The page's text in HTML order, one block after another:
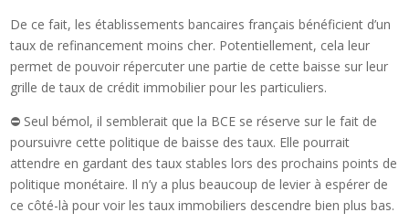
De ce fait, les établissements bancaires français bénéficient d’un
taux de refinancement moins cher. Potentiellement, cela leur
permet de pouvoir répercuter une partie de cette baisse sur leur
grille de taux de crédit immobilier pour les particuliers.
⛔ Seul bémol, il semblerait que la BCE se réserve sur le fait de
poursuivre cette politique de baisse des taux. Elle pourrait
attendre en gardant des taux stables lors des prochains points de
politique monétaire. Il n’y a plus beaucoup de levier à espérer de
ce côté-là pour voir les taux immobiliers descendre bien plus bas.